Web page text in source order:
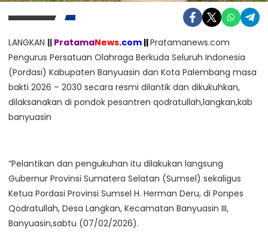
LANGKAN || PratamaNews.com ||Pratamanews.com
Pengurus Persatuan Olahraga Berkuda Seluruh Indonesia
(Pordasi) Kabupaten Banyuasin dan Kota Palembang masa
bakti 2026 – 2030 secara resmi dilantik dan dikukuhkan,
dilaksanakan di pondok pesantren qodratullah,langkan,kab
banyuasin
“Pelantikan dan pengukuhan itu dilakukan langsung
Gubernur Provinsi Sumatera Selatan (Sumsel) sekaligus
Ketua Pordasi Provinsi Sumsel H. Herman Deru, di Ponpes
Qodratullah, Desa Langkan, Kecamatan Banyuasin III,
Banyuasin,sabtu (07/02/2026).